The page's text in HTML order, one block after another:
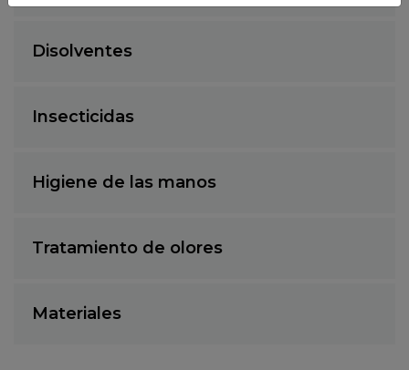
Disolventes
Insecticidas
Higiene de las manos
Tratamiento de olores
Materiales